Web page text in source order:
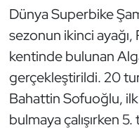
Dünya Superbike
sezonun ikinci
kentinde bulunan
gerçekleştirildi. 20
Bahattin Sofuoğlu,
bulmaya çalışırken
Kempo
Kick Boks
Kürek
Masa Tenisi